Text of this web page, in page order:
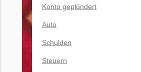
Konto geplündert
Auto
Schulden
Steuern